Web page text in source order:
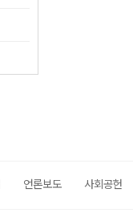
언론보도 사회공헌